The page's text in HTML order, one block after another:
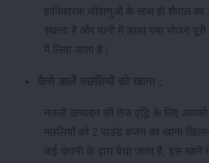
हानिकारक जीवाणुओं के साथ ही शैवाल का
सकता है और पानी में डाला गया भोजन पूरी
में लिया जाता है।
मछली उत्पादन की तेज वृद्धि के लिए
मछलियों को 2 पाउंड वजन का खाना
कई कंपनी के द्वारा बेचा जाता है, इस खाने में